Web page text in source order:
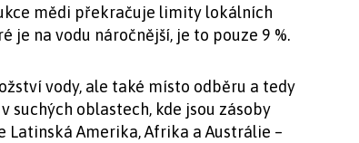
mědi překračuje limity lokálních
je na vodu náročnější, je to pouze 9 %.
vody, ale také místo odběru a tedy
suchých oblastech, kde jsou zásoby
Amerika, Afrika a Austrálie –